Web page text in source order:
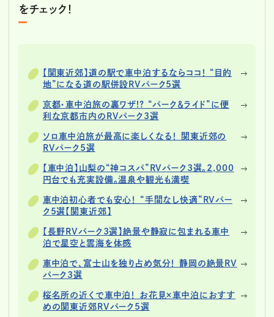
をチェック！
【関東近郊】道の駅で車中泊するならココ！ “目的
地”になる道の駅併設RVパーク5選
京都・車中泊旅の裏ワザ!? “パーク＆ライド”に便
利な京都市内のRVパーク3選
ソロ車中泊旅が最高に楽しくなる！ 関東近郊の
RVパーク5選
【車中泊】山梨の“神コスパ”RVパーク3選。2,000
円台でも充実設備。温泉や観光も満喫
車中泊初心者でも安心！ “手間なし快適”RVパー
ク5選【関東近郊】
【長野RVパーク3選】絶景や静寂に包まれる車中
泊で星空と雲海を体感
車中泊で、富士山を独り占め気分！ 静岡の絶景RV
パーク3選
桜名所の近くで車中泊！ お花見×車中泊におすす
めの関東近郊RVパーク5選